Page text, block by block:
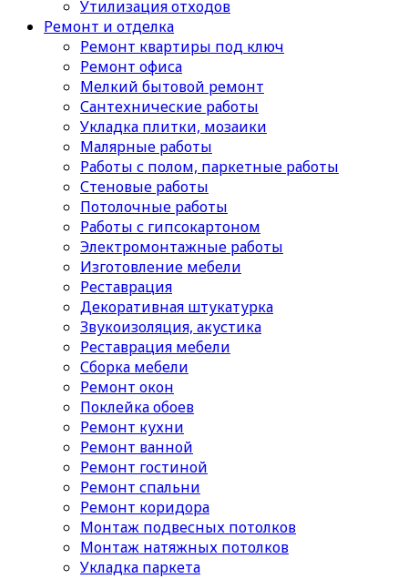
Утилизация отходов
Ремонт и отделка
Ремонт квартиры под ключ
Ремонт офиса
Мелкий бытовой ремонт
Сантехнические работы
Укладка плитки, мозаики
Малярные работы
Работы с полом, паркетные работы
Стеновые работы
Потолочные работы
Работы с гипсокартоном
Электромонтажные работы
Изготовление мебели
Реставрация
Декоративная штукатурка
Звукоизоляция, акустика
Реставрация мебели
Сборка мебели
Ремонт окон
Поклейка обоев
Ремонт кухни
Ремонт ванной
Ремонт гостиной
Ремонт спальни
Ремонт коридора
Монтаж подвесных потолков
Монтаж натяжных потолков
Укладка паркета